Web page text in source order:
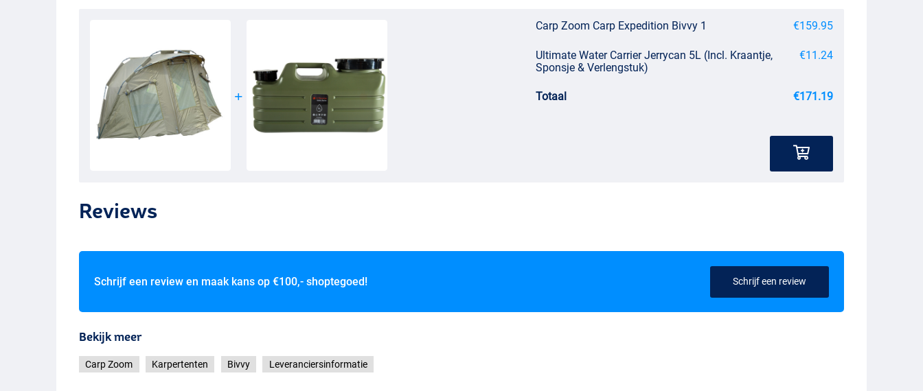
Carp Zoom Carp Expedition Bivvy 1 €159.95
Ultimate Water Carrier Jerrycan 5L (Incl. Kraantje,
Sponsje & Verlengstuk)
€11.24
Totaal €171.19
Reviews
Schrijf een review en maak kans op €100,- shoptegoed! Schrijf een review
Bekijk meer
Carp Zoom Karpertenten Bivvy Leveranciersinformatie